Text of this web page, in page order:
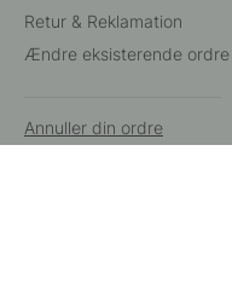
Retur & Reklamation
Ændre eksisterende ordre
Annuller din ordre